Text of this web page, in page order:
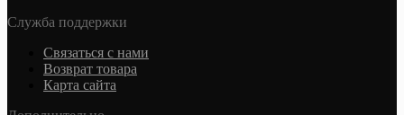
Служба поддержки
Связаться с нами
Возврат товара
Карта сайта